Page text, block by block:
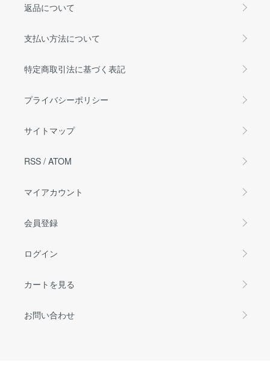
返品について
支払い方法について
特定商取引法に基づく表記
プライバシーポリシー
サイトマップ
RSS / ATOM
マイアカウント
会員登録
ログイン
カートを見る
お問い合わせ